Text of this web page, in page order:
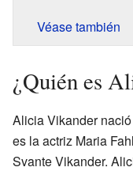
Véase también
¿Quién es
Alicia Vikander
es la actriz Maria
Svante Vikander.